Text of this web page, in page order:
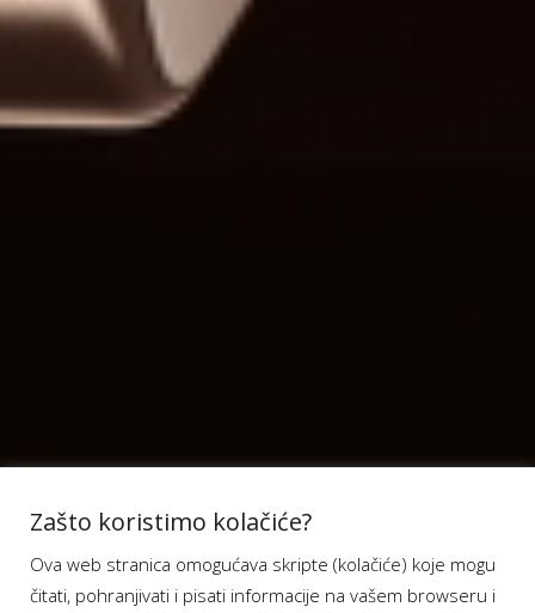
Zašto koristimo kolačiće?
Ova web stranica omogućava skripte (kolačiće) koje mogu
čitati, pohranjivati i pisati informacije na vašem browseru i